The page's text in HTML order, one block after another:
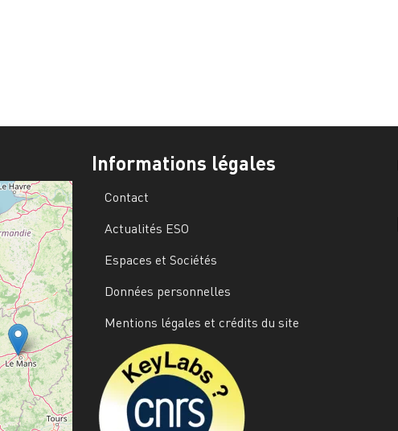
Informations légales
Contact
Actualités ESO
Espaces et Sociétés
Données personnelles
Mentions légales et crédits du site